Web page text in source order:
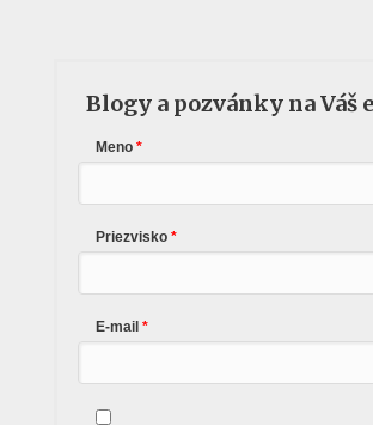
Blogy a pozvánky na Váš
Meno
Priezvisko
E-mail